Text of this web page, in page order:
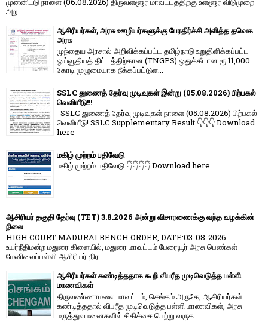
அற...
ஆசிரியர்கள், அரசு ஊழியர்களுக்கு பேரதிர்ச்சி அளித்த தவெக
அரசு
முந்தைய அரசால் அறிவிக்கப்பட்ட தமிழ்நாடு உறுதிளிக்கப்பட்ட
ஓய்வூதியத் திட்டத்திற்கான (TNGPS) ஒதுக்கீடான ரூ.11,000
கோடி முழுமையாக நீக்கப்பட்டுள...
SSLC துணைத் தேர்வு முடிவுகள் இன்று (05.08.2026) பிற்பகல்
வெளியீடு!!!
SSLC துணைத் தேர்வு முடிவுகள் நாளை (05.08.2026) பிற்பகல்
வெளியீடு! SSLC Supplementary Result 👇👇👇 Download
here
மகிழ் முற்றம் பதிவேடு
மகிழ் முற்றம் பதிவேடு 👇👇👇👇 Download here
ஆசிரியர் தகுதி தேர்வு (TET) 3.8.2026 அன்று விசாரணைக்கு வந்த வழக்கின்
நிலை
HIGH COURT MADURAI BENCH ORDER, DATE:03-08-2026
உயர்நீதிமன்ற மதுரை கிளையில், மதுரை மாவட்டம் பேரையூர் அரசு பெண்கள்
மேனிலைப்பள்ளி ஆசிரியர் திர...
ஆசிரியர்கள் கண்டித்ததாக கூறி விபரீத முடிவெடுத்த பள்ளி
மாணவிகள்
திருவண்ணாமலை மாவட்டம், செங்கம் அருகே, ஆசிரியர்கள்
கண்டித்ததால் விபரீத முடிவெடுத்த பள்ளி மாணவிகள், அரசு
மருத்துவமனைகளில் சிகிச்சை பெற்று வருக...